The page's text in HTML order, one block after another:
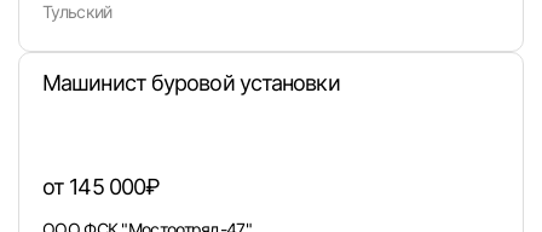
Вход по коду Регистрация Забыли
Тульский
Машинист буровой установки
от 145 000₽